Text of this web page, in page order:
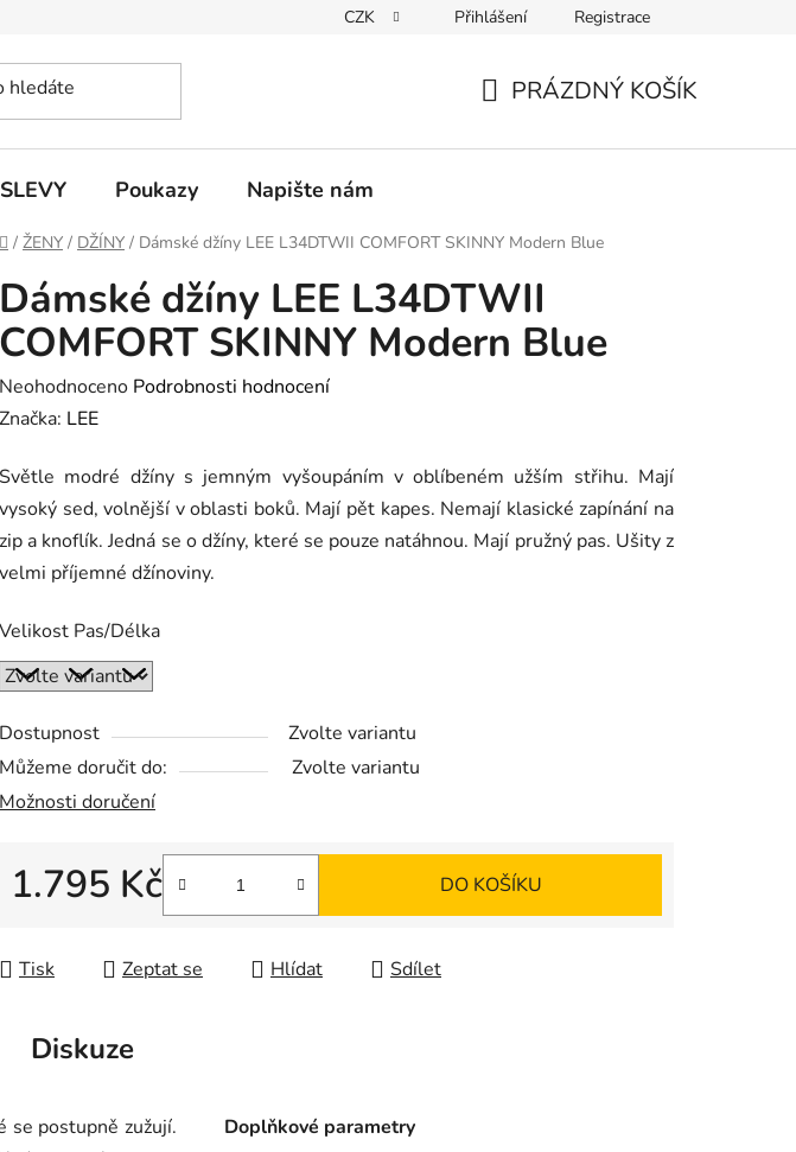
PLATBY 30 DNÍ NA ROZMYŠLENOU VRÁCENÍ ZBOŽÍ
CZK Přihlášení Registrace
PRÁZDNÝ KOŠÍK
SLEVY Poukazy Napište nám
Domů
/ ŽENY / DŽÍNY / Dámské džíny LEE L34DTWII COMFORT SKINNY Modern Blue
Dámské džíny LEE L34DTWII
COMFORT SKINNY Modern Blue
Průměrné
hodnocení
je
0,0
z
5
Neohodnoceno Podrobnosti hodnocení
Značka: LEE
Světle modré džíny s jemným vyšoupáním v oblíbeném užším střihu. Mají
vysoký sed, volnější v oblasti boků. Mají pět kapes. Nemají klasické zapínání na
zip a knoflík. Jedná se o džíny, které se pouze natáhnou. Mají pružný pas. Ušity z
velmi příjemné džínoviny.
Velikost Pas/Délka
Dostupnost
Zvolte variantu
Můžeme doručit do:
Zvolte variantu
Možnosti doručení
1.795 Kč DO KOŠÍKU
Tisk Zeptat se Hlídat Sdílet
Diskuze
se postupně zužují.
Doplňkové parametry